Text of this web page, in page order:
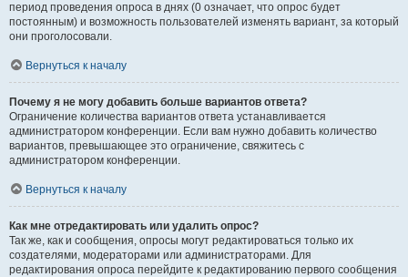
период проведения опроса в днях (0 означает, что опрос будет
постоянным) и возможность пользователей изменять вариант, за который
они проголосовали.
Вернуться к началу
Почему я не могу добавить больше вариантов ответа?
Ограничение количества вариантов ответа устанавливается
администратором конференции. Если вам нужно добавить количество
вариантов, превышающее это ограничение, свяжитесь с
администратором конференции.
Вернуться к началу
Как мне отредактировать или удалить опрос?
Так же, как и сообщения, опросы могут редактироваться только их
создателями, модераторами или администраторами. Для
редактирования опроса перейдите к редактированию первого сообщения